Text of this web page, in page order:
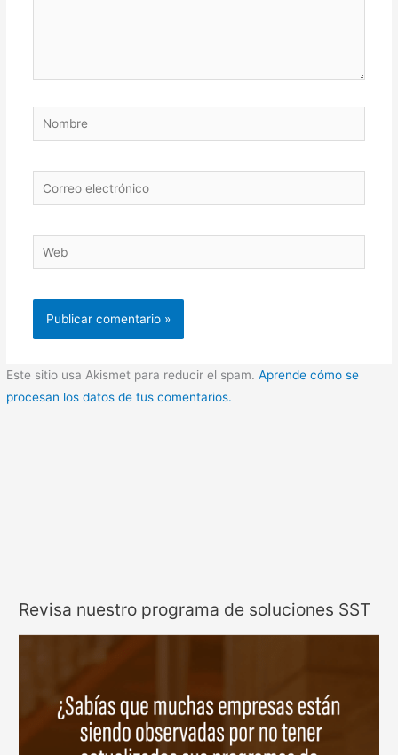
Nombre
Correo
electrónico
Web
Este sitio usa Akismet para reducir el spam.Aprende cómo se
procesan los datos de tus comentarios.
Revisa nuestro programa de soluciones SST